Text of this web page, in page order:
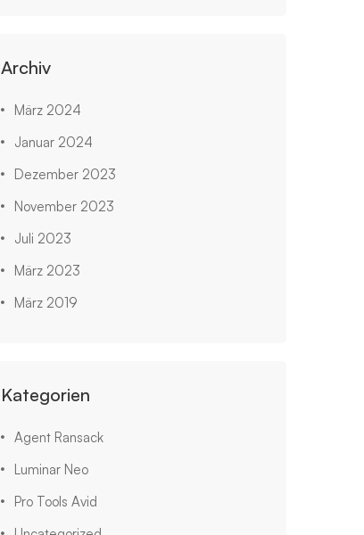
Archiv
März 2024
Januar 2024
Dezember 2023
November 2023
Juli 2023
März 2023
März 2019
Kategorien
Agent Ransack
Luminar Neo
Pro Tools Avid